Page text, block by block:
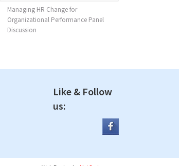
Managing HR Change for
Organizational Performance Panel
Discussion
Like & Follow
us: